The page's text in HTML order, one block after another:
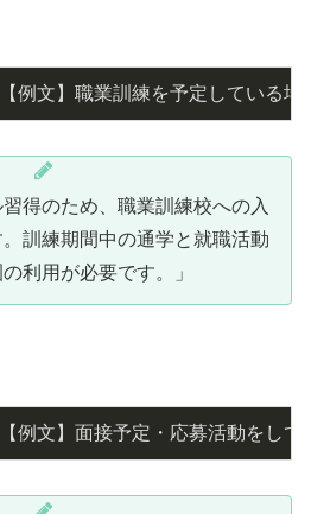
例文】職業訓練を予定している場
習得のため、職業訓練校への入
訓練期間中の通学と就職活動
利用が必要です。」
例文】面接予定・応募活動をして